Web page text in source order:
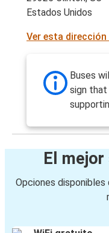
Estados Unidos
Ver esta dirección
Buses
sign that
El
Opciones disponibles